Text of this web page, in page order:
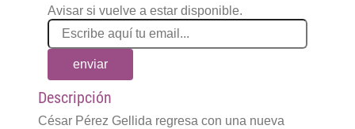
Avisar si vuelve a estar disponible.
enviar
Descripción
César Pérez Gellida regresa con una nueva